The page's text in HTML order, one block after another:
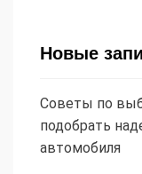
Новые
Советы по
подобрать
автомобиля